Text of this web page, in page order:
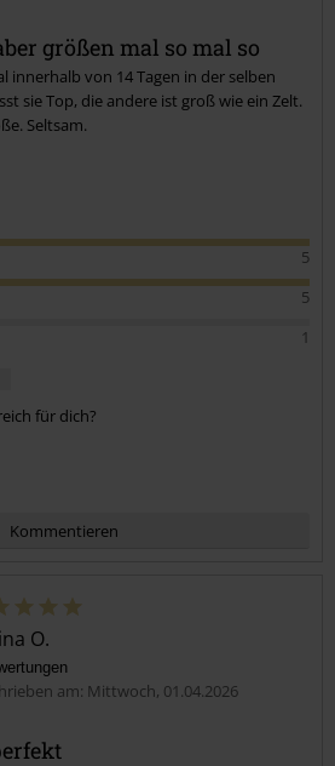
größen mal so mal so
innerhalb von 14 Tagen in der selben
sie Top, die andere ist groß wie ein Zelt.
Seltsam.
5
5
1
für dich?
Kommentieren
O.
am: Mittwoch, 01.04.2026